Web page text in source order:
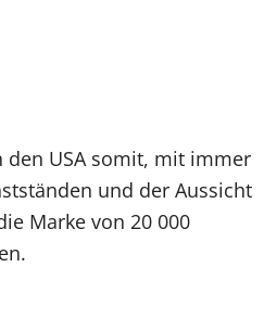
den USA somit, mit immer
und der Aussicht
Marke von 20 000